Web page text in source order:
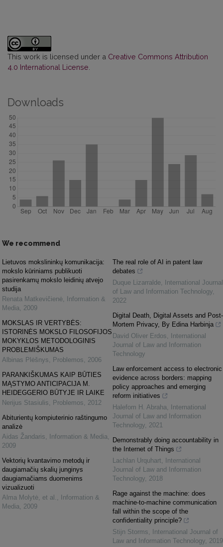
This work is licensed under a Creative Commons Attribution
4.0 International License.
Downloads
We recommend
Lietuvos mokslininkų komunikacija:
mokslo kūriniams publikuoti
pasirenkamų mokslo leidinių atvejo
studija
Renata Matkevičienė,
Information &
Media, 2009
MOKSLAS IR VERTYBĖS:
ISTORINĖS MOKSLO FILOSOFIJOS
MOKYKLOS METODOLOGINIS
PROBLEMIŠKUMAS
Albinas Plėšnys, Problemos, 2006
PARANKIŠKUMAS KAIP BŪTIES
MĄSTYMO ANTICIPACIJA M.
HEIDEGGERIO BŪTYJE IR LAIKE
Nerijus Stasiulis, Problemos, 2012
Abiturientų kompiuterinio raštingumo
analizė
Aidas Žandaris, Information & Media,
2009
Vektorių kvantavimo metodų ir
daugiamačių skalių junginys
daugiamačiams duomenims
vizualizuoti
Alma Molytė, et al. ,
Information &
Media, 2009
The real role of AI in patent law
debates
Duque Lizarralde,
International Journal
of Law and Information Technology,
2022
Digital Death, Digital Assets and Post-
Mortem Privacy, By Edina Harbinja
David Oliver Erdos,
International
Journal of Law and Information
Technology
Law enforcement access to electronic
evidence across borders: mapping
policy approaches and emerging
reform initiatives
Halefom H. Abraha,
International
Journal of Law and Information
Technology, 2021
Demonstrably doing accountability in
the Internet of Things
Lachlan Urquhart,
International
Journal of Law and Information
Technology, 2018
Rage against the machine: does
machine-to-machine communication
fall within the scope of the
confidentiality principle?
Stijn Storms,
International Journal of
Law and Information Technology, 2019